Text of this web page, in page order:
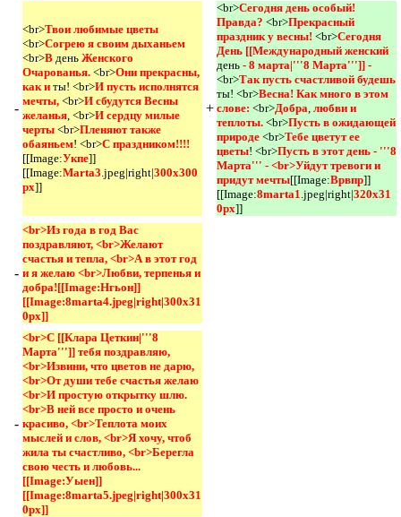
-
<br>
<br>
<br>В день Женского
Очарованья. <br>Они прекрасны,
как и ты! <br>И пусть исполнятся
мечты, <br>И сбудутся Весны
желанья, <br>И сердцу милые
черты <br>Пленяют также
обаяньем! <br>С праздником!!!!
[[Image:Укпе]]
[[Image:Marta3.jpeg|right|300x300
px]]
+
<br>Сегодня день особый!
Правда? <br>Прекрасный
праздник у весны! <br>Сегодня
день
<br>
ты! <br>Весна! Как много в этом
слове: <br>Добра, любви и
теплоты. <br>Пусть в ожидающей
природе <br>Тебе цветут ее
цветы! <br>Пусть в этот день - '''8
Марта''' - <br>Уйдут тревоги и
придут мечты[[Image:Врвпр]]
[[Image:8marta1.jpeg|right|320x31
0px]]
-
<br>Из года в год Вас
поздравляют, <br>Желают
счастья и тепла, <br>А в этот год
и я желаю <br>Любви, терпенья и
добра![[Image:Нгьон]]
[[Image:8marta4.jpeg|right|300x31
0px]]
-
<br>С [[Клара Цеткин|'''8
Марта''']] тебя поздравляю,
<br>Извини, что цветов не дарю,
<br>От души тебе счастья желаю
<br>И простую открытку шлю.
<br>В ней все просто и очень
красиво, <br>Теплота моих
мыслей и слов, <br>Я хочу, чтоб
жила ты счастливо, <br>Берегла
свою честь и любовь...
[[Image:Уыен]]
[[Image:8marta5.jpeg|right|300x31
0px]]